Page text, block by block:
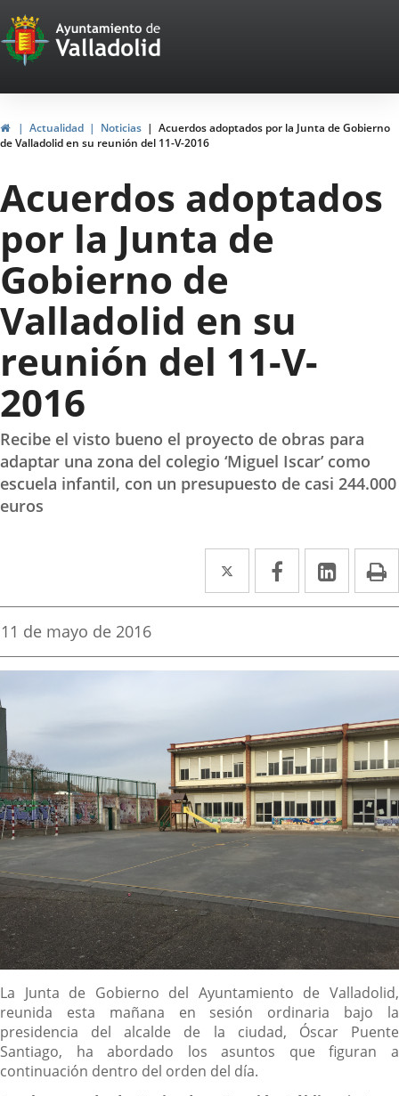
Portal
Web
del
Ayuntamiento
de
Valladolid
InicioActualidad Noticias
Acuerdos adoptados por la Junta de Gobierno
de Valladolid en su reunión del 11-V-2016
Acuerdos adoptados
por la Junta de
Gobierno de
Valladolid en su
reunión del 11-V-
2016
Recibe el visto bueno el proyecto de obras para
adaptar una zona del colegio ‘Miguel Iscar’ como
escuela infantil, con un presupuesto de casi 244.000
euros
Twitter
Enlace
a
aplicación
Facebook
Enlace
a
aplicación
Enlace
a
Fecha
la
11 de mayo de 2016
Descripción
La Junta de Gobierno del Ayuntamiento de Valladolid,
reunida esta mañana en sesión ordinaria bajo la
presidencia del alcalde de la ciudad, Óscar Puente
Santiago, ha abordado los asuntos que figuran a
continuación dentro del orden del día.